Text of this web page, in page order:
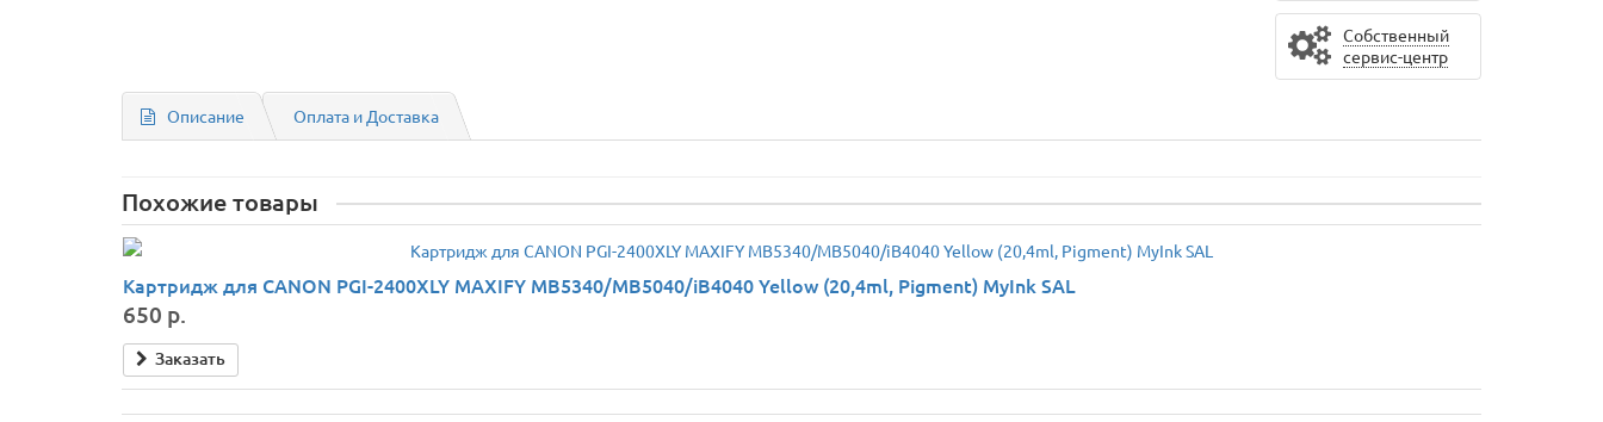
Собственный
сервис-центр
Описание Оплата и Доставка
Похожие товары
Картридж для CANON PGI-2400XLY MAXIFY MB5340/MB5040/iB4040 Yellow (20,4ml, Pigment) MyInk SAL
650 р.
Заказать